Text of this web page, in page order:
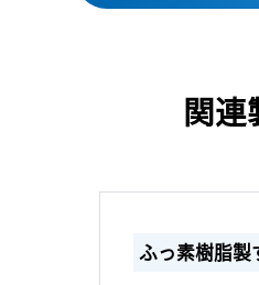
関連
ふっ素樹脂製